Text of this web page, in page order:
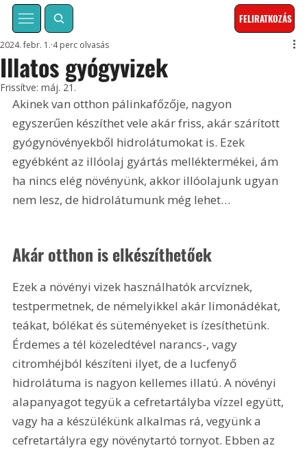
FELIRATKOZÁS
Illatos gyógyvizek
2024. febr. 1. 4 perc olvasás
Frissítve:máj. 21.
Akinek van otthon pálinkafőzője, nagyon
egyszerűen készíthet vele akár friss, akár szárított
gyógynövényekből hidrolátumokat is. Ezek
egyébként az illóolaj gyártás melléktermékei, ám
ha nincs elég növényünk, akkor illóolajunk ugyan
nem lesz, de hidrolátumunk még lehet…
Akár otthon is elkészíthetőek
Ezek a növényi vizek használhatók arcvíznek,
testpermetnek, de némelyikkel akár limonádékat,
teákat, bólékat és süteményeket is ízesíthetünk.
Érdemes a tél közeledtével narancs-, vagy
citromhéjból készíteni ilyet, de a lucfenyő
hidrolátuma is nagyon kellemes illatú. A növényi
alapanyagot tegyük a cefretartályba vízzel együtt,
vagy ha a készülékünk alkalmas rá, vegyünk a
cefretartályra egy növénytartó tornyot. Ebben az